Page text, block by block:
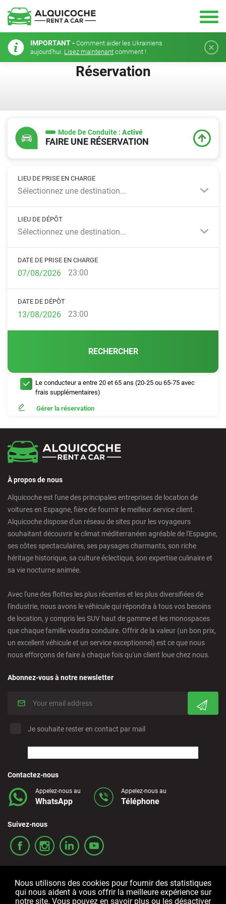
IMPORTANT - Comment aider les Ukrainiens
aujourd'hui. Lisez maintenant comment !
Réservation
Mode De Conduite : Activé
FAIRE UNE RÉSERVATION
LIEU DE PRISE EN CHARGE
Sélectionnez une destination...
LIEU DE DÉPÔT
Sélectionnez une destination...
DATE DE PRISE EN CHARGE
23:00
DATE DE DÉPÔT
23:00
RECHERCHER
Le conducteur a entre 20 et 65 ans (20-25 ou 65-75 avec
frais supplémentaires)
Gérer la réservation
À propos de nous
Alquicoche est l'une des principales entreprises de location de
voitures en Espagne, fière de fournir le meilleur service client.
Alquicoche dispose d'un réseau de sites pour les voyageurs
souhaitant découvrir le climat méditerranéen agréable de l'Espagne,
ses côtes spectaculaires, ses paysages charmants, son riche
héritage historique, sa culture éclectique, son expertise culinaire et
sa vie nocturne animée.
Avec l'une des flottes les plus récentes et les plus diversifiées de
l'industrie, nous avons le véhicule qui répondra à tous vos besoins
de location, y compris les SUV haut de gamme et les monospaces
que chaque famille voudra conduire. Offrir de la valeur (un bon prix,
un excellent véhicule et un service exceptionnel) est ce que nous
nous efforçons de faire à chaque fois qu'un client loue chez nous.
Abonnez-vous à notre newsletter
Je souhaite rester en contact par mail
Contactez-nous
Appelez-nous au
WhatsApp
Appelez-nous au
Téléphone
Suivez-nous
Nous utilisons des cookies pour fournir des statistiques
qui nous aident à vous offrir la meilleure expérience sur
notre site. Vous pouvez en savoir plus ou les désactiver